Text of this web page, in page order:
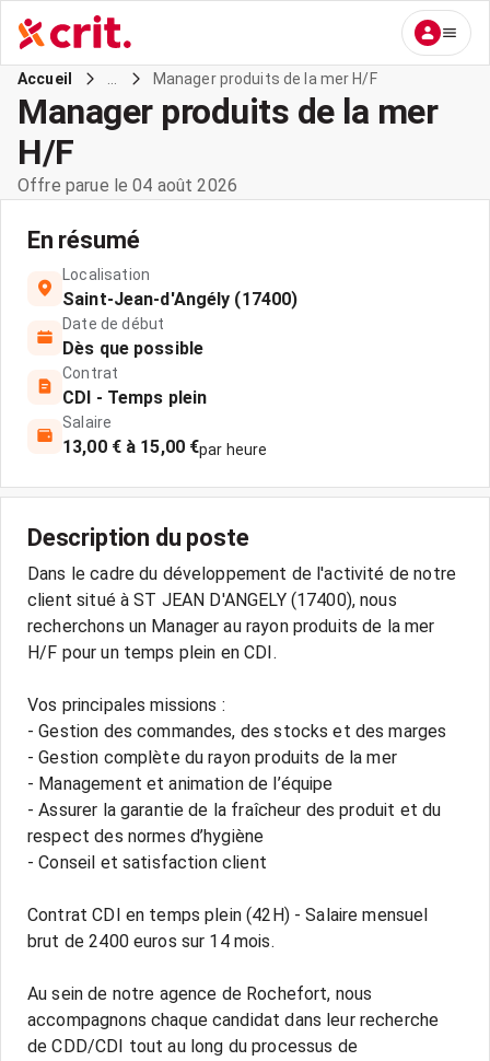
Accueil Manager produits de la mer H/F
Manager produits de la mer
H/F
Offre parue le 04 août 2026
En résumé
Localisation
Saint-Jean-d'Angély (17400)
Date de début
Dès que possible
Contrat
CDI - Temps plein
Salaire
13,00 € à 15,00 €par heure
Description du poste
Dans le cadre du développement de l'activité de notre
client situé à ST JEAN D'ANGELY (17400), nous
recherchons un Manager au rayon produits de la mer
H/F pour un temps plein en CDI.
Vos principales missions :
- Gestion des commandes, des stocks et des marges
- Gestion complète du rayon produits de la mer
- Management et animation de l’équipe
- Assurer la garantie de la fraîcheur des produit et du
respect des normes d’hygiène
- Conseil et satisfaction client
Contrat CDI en temps plein (42H) - Salaire mensuel
brut de 2400 euros sur 14 mois.
Au sein de notre agence de Rochefort, nous
accompagnons chaque candidat dans leur recherche
de CDD/CDI tout au long du processus de